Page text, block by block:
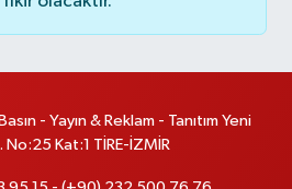
- Yayın & Reklam - Tanıtım Yeni
No:25 Kat:1 TİRE-İZMİR